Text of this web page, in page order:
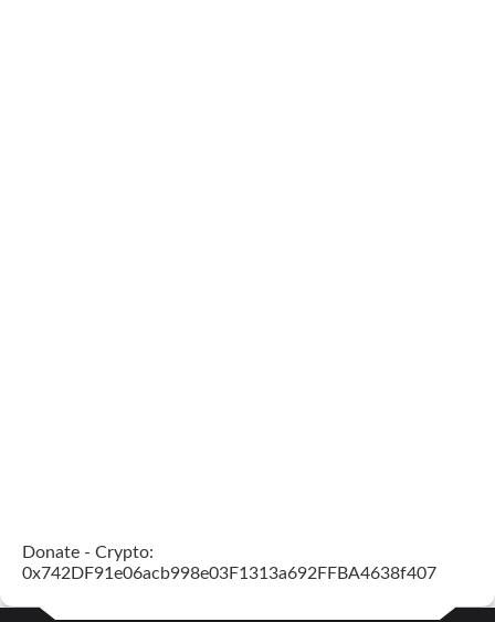
Donate - Crypto:
0x742DF91e06acb998e03F1313a692FFBA4638f407